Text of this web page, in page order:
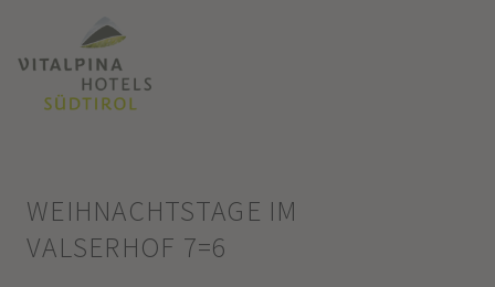
WEIHNACHTSTAGE IM
VALSERHOF 7=6